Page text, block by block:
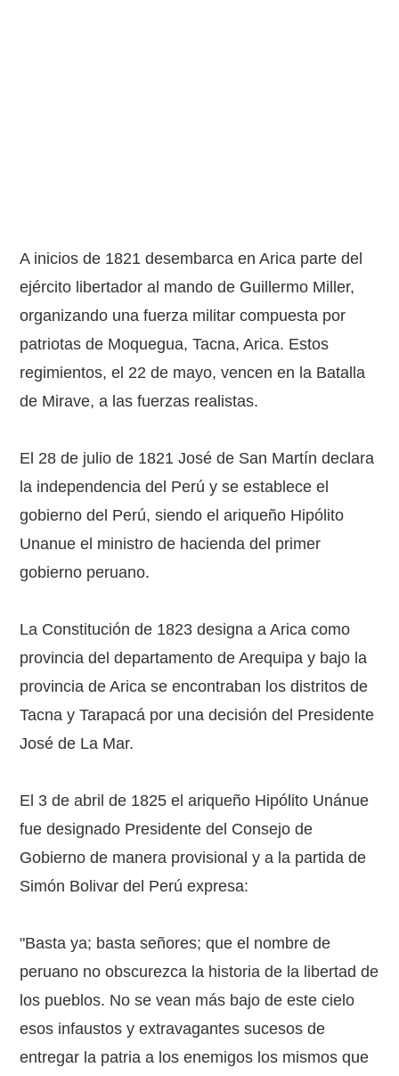
A inicios de 1821 desembarca en Arica parte del
ejército libertador al mando de Guillermo Miller,
organizando una fuerza militar compuesta por
patriotas de Moquegua, Tacna, Arica. Estos
regimientos, el 22 de mayo, vencen en la Batalla
de Mirave, a las fuerzas realistas.
El 28 de julio de 1821 José de San Martín declara
la independencia del Perú y se establece el
gobierno del Perú, siendo el ariqueño Hipólito
Unanue el ministro de hacienda del primer
gobierno peruano.
La Constitución de 1823 designa a Arica como
provincia del departamento de Arequipa y bajo la
provincia de Arica se encontraban los distritos de
Tacna y Tarapacá por una decisión del Presidente
José de La Mar.
El 3 de abril de 1825 el ariqueño Hipólito Unánue
fue designado Presidente del Consejo de
Gobierno de manera provisional y a la partida de
Simón Bolivar del Perú expresa:
"Basta ya; basta señores; que el nombre de
peruano no obscurezca la historia de la libertad de
los pueblos. No se vean más bajo de este cielo
esos infaustos y extravagantes sucesos de
entregar la patria a los enemigos los mismos que